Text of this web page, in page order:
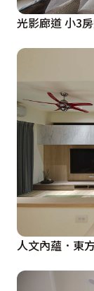
光影廊道 小3
人文內蘊．東